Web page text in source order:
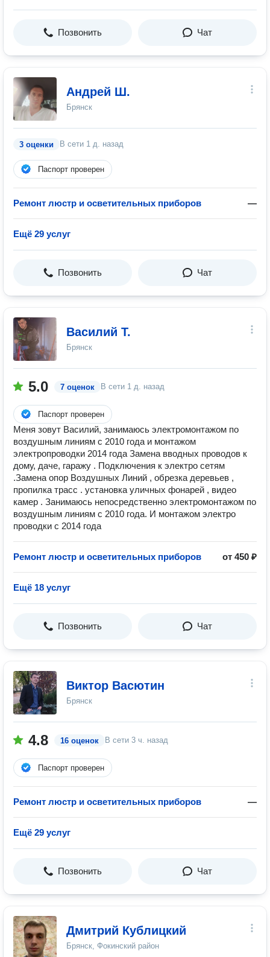
Позвонить Чат
Андрей Ш.
Брянск
3 оценки В сети 1 д. назад
Паспорт проверен
Ремонт люстр и осветительных приборов —
Ещё 29 услуг
Позвонить Чат
Василий Т.
Брянск
5.0 7 оценок В сети 1 д. назад
Паспорт проверен
Меня зовут Василий, занимаюсь электромонтажом по
воздушным линиям с 2010 года и монтажом
электропроводки 2014 года Замена вводных проводов к
дому, даче, гаражу . Подключения к электро сетям
.Замена опор Воздушных Линий , обрезка деревьев ,
пропилка трасс . установка уличных фонарей , видео
камер . Занимаюсь непосредственно электромонтажом по
воздушным линиям с 2010 года. И монтажом электро
проводки с 2014 года
Ремонт люстр и осветительных приборов от 450 ₽
Ещё 18 услуг
Позвонить Чат
Виктор Васютин
Брянск
4.8 16 оценок В сети 3 ч. назад
Паспорт проверен
Ремонт люстр и осветительных приборов —
Ещё 29 услуг
Позвонить Чат
Дмитрий Кублицкий
Брянск, Фокинский район